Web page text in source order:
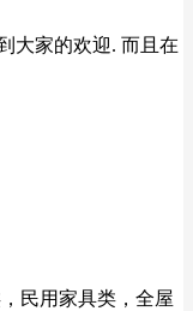
大家的欢迎. 而且在
民用家具类，全屋